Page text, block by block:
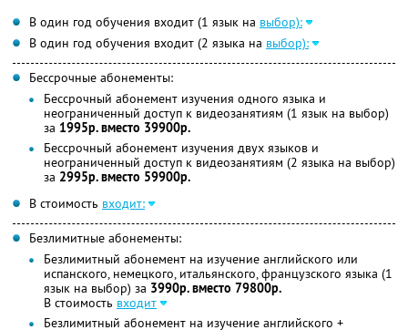
В один год обучения входит (1 язык на выбор):
В один год обучения входит (2 языка на выбор):
Бессрочные абонементы:
Бессрочный абонемент изучения одного языка и
неограниченный доступ к видеозанятиям (1 язык на выбор)
за 1995р. вместо 39900р.
Бессрочный абонемент изучения двух языков и
неограниченный доступ к видеозанятиям (2 языка на выбор)
за 2995р. вместо 59900р.
В стоимость входит:
Безлимитные абонементы:
Безлимитный абонемент на изучение английского или
испанского, немецкого, итальянского, французского языка (1
язык на выбор) за 3990р. вместо 79800р.
В стоимость входит
Безлимитный абонемент на изучение английского +